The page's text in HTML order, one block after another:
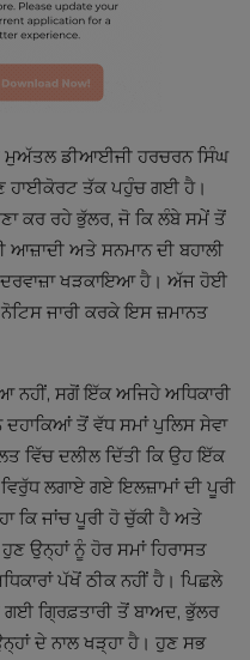
ਮੁਅੱਤਲ ਡੀਆਈਜੀ ਹਰਚਰਨ ਸਿੰਘ
ਹਾਈਕੋਰਟ ਤੱਕ ਪਹੁੰਚ ਗਈ ਹੈ।
ਕਰ ਰਹੇ ਭੁੱਲਰ, ਜੋ ਕਿ ਲੰਬੇ ਸਮੇਂ ਤੋਂ
ਅਤੇ ਸਨਮਾਨ ਦੀ ਬਹਾਲੀ
ਖੜਕਾਇਆ ਹੈ। ਅੱਜ ਹੋਈ
ਜਾਰੀ ਕਰਕੇ ਇਸ ਜ਼ਮਾਨਤ
ਨਹੀਂ, ਸਗੋਂ ਇੱਕ ਅਜਿਹੇ ਅਧਿਕਾਰੀ
ਤੋਂ ਵੱਧ ਸਮਾਂ ਪੁਲਿਸ ਸੇਵਾ
ਵਿੱਚ ਦਲੀਲ ਦਿੱਤੀ ਕਿ ਉਹ ਇੱਕ
ਲਗਾਏ ਗਏ ਇਲਜ਼ਾਮਾਂ ਦੀ ਪੂਰੀ
ਕਿ ਜਾਂਚ ਪੂਰੀ ਹੋ ਚੁੱਕੀ ਹੈ ਅਤੇ
ਉਨ੍ਹਾਂ ਨੂੰ ਹੋਰ ਸਮਾਂ ਹਿਰਾਸਤ
ਪੱਖੋਂ ਠੀਕ ਨਹੀਂ ਹੈ। ਪਿਛਲੇ
ਗ੍ਰਿਫ਼ਤਾਰੀ ਤੋਂ ਬਾਅਦ, ਭੁੱਲਰ
ਦੇ ਨਾਲ ਖੜ੍ਹਾ ਹੈ। ਹੁਣ ਸਭ